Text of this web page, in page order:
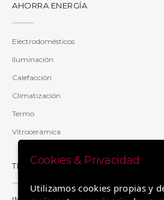
AHORRA ENERGÍA
Electrodomésticos
Iluminación
Calefacción
Climatización
Termo
Vitrocerámica
TRANSPARENCIA
Cookies & Privacidad
Utilizamos cookies propias y